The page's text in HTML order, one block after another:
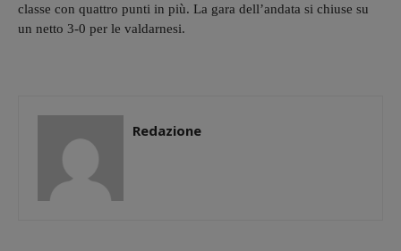
classe con quattro punti in più. La gara dell’andata si chiuse su
un netto 3-0 per le valdarnesi.
Redazione